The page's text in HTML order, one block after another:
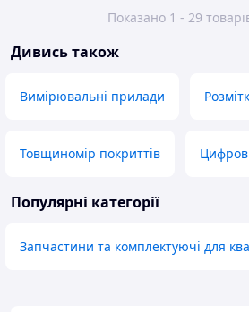
Показано 1 - 29
Дивись також
Вимірювальні прилади
Товщиномір покриттів
Популярні категорії
Запчастини та комплектуючі для